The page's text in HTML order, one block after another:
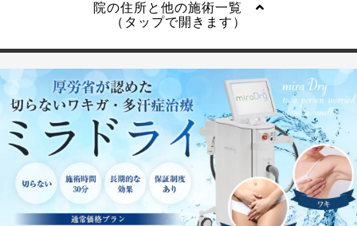
院の住所と他の施術一覧
（タップで開きます）